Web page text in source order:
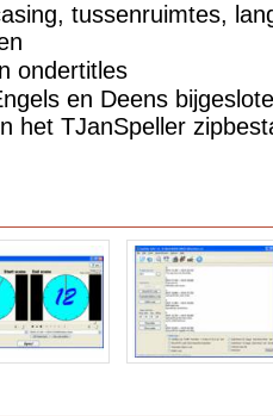
tussenruimtes,
ondertitles
en Deens
het TJanSpeller